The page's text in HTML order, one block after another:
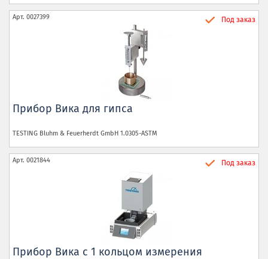
Арт. 0027399 Под заказ
Прибор Вика для гипса
TESTING Bluhm & Feuerherdt GmbH 1.0305-ASTM
Арт. 0021844 Под заказ
Прибор Вика с 1 кольцом измерения